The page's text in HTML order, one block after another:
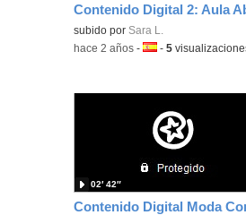
Contenido Digital 2: Aula
Contenido educativo.
subido por Sara L.
-hace 2 años -Idioma:
-5
02′ 42″